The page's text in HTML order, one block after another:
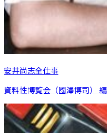
安井尚志全仕事
資料性博覧会（國澤博司） 編